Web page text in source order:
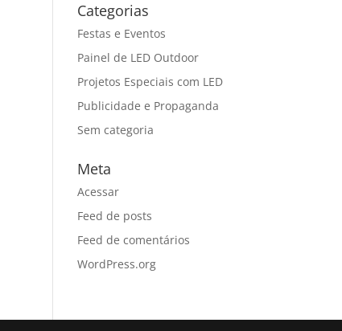
Categorias
Festas e Eventos
Painel de LED Outdoor
Projetos Especiais com LED
Publicidade e Propaganda
Sem categoria
Meta
Acessar
Feed de posts
Feed de comentários
WordPress.org